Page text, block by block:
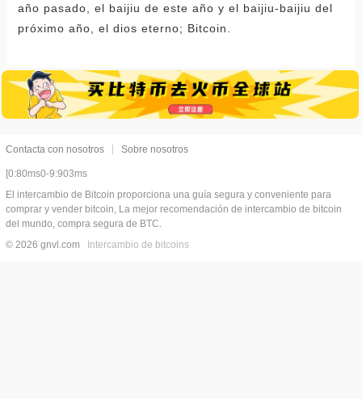
año pasado, el baijiu de este año y el baijiu-baijiu del
próximo año, el dios eterno; Bitcoin.
Contacta con nosotros Sobre nosotros
[0:80ms0-9:903ms
El intercambio de Bitcoin proporciona una guía segura y conveniente para
comprar y vender bitcoin, La mejor recomendación de intercambio de bitcoin
del mundo, compra segura de BTC.
© 2026 gnvl.com Intercambio de bitcoins